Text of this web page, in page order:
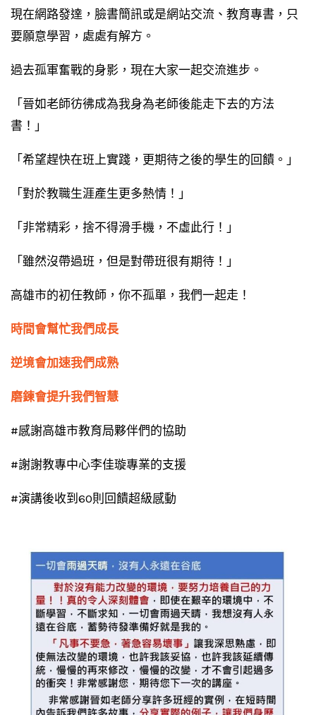
現在網路發達，臉書簡訊或是網站交流、教育專書，只
要願意學習，處處有解方。
過去孤軍奮戰的身影，現在大家一起交流進步。
「晉如老師彷彿成為我身為老師後能走下去的方法
書！」
「希望趕快在班上實踐，更期待之後的學生的回饋。」
「對於教職生涯產生更多熱情！」
「非常精彩，捨不得滑手機，不虛此行！」
「雖然沒帶過班，但是對帶班很有期待！」
高雄市的初任教師，你不孤單，我們一起走！
時間會幫忙我們成長
逆境會加速我們成熟
磨鍊會提升我們智慧
#感謝高雄市教育局夥伴們的協助
#謝謝教專中心李佳璇專業的支援
#演講後收到60則回饋超級感動